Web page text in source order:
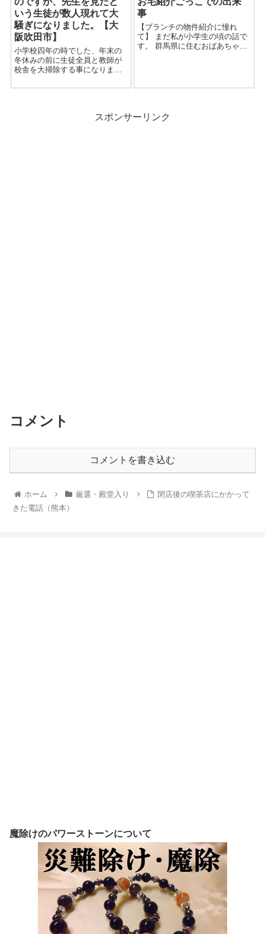
いう生徒が数人現れて大
騒ぎになりました。【大
阪吹田市】
小学校四年の時でした、年末の
冬休みの前に生徒全員と教師が
校舎を大掃除する事になりまし
が500人を越える大きな小学校だ
費やしての掃除になりまし...
事
【ブランチの物件紹介に憧れ
て】 まだ私が小学生の頃の話で
す。 群馬県に住むおばあちゃん
スポンサーリンク
コメント
コメントを書き込む
ホーム 厳選・殿堂入り
閉店後の喫茶店にかかって
きた電話（熊本）
魔除けのパワーストーンについて